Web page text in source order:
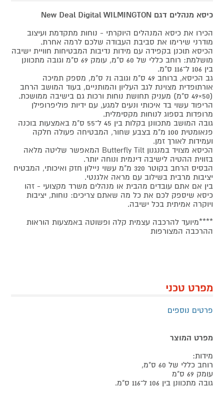
כיסא מנהלים דגם New Deal DigitalWILMINGTON
הכירו את כיסא המנהלים היוקרתי - נוחות מתקדמת ועיצוב
מודרני שירימו את סביבת העבודה שלכם לרמה אחרת.
הכיסא תוכנן בקפידה עם מידות נדיבות המבטיחות חוויית ישיבה
מושלמת: רוחב כללי של 60 ס"מ, עומק 69 ס"מ וגובה מתכוונן
בין 106 ל־116 ס"מ.
גב הכיסא, ברוחב 49 ס"מ וגובה 71 ס"מ, מספק תמיכה
אורתופדית מצוינת לגב העליון והמותניים, בעוד המושב הרחב
(50×49 ס"מ) מעניק תחושת נוחות ורכות גם בישיבה ממושכת.
הריפוד עשוי בד איכותי ונעים למגע, עם ידיות פוליפרופילן
מרופדות בספוג לנוחות מקסימלית.
גובה המושב מתכוונן בקלות בין 45 ל־55 ס"מ באמצעות בוכנה
פנאומטית 100 מ"מ בצבע שחור, המבטיחה פעולה חלקה
ועמידות לאורך זמן.
הכיסא מצויד במנגנון Butterfly Tilt המאפשר שליטה מלאה
בזווית ההטיה לישיבה דינמית ונוחה יותר.
הבסיס הרחב בקוטר 320 מ"מ עשוי ניילון חזק ואיכותי, המבטיח
יציבות מרבית בשילוב עם מראה אלגנטי.
בין אם אתם עובדים מהבית או מנהלים משרד מקצועי - זהו
כיסא שיספק לכם את כל מה שאתם צריכים: נוחות, יציבות
ויוקרה אמיתית בכל ישיבה.
****מיועד להרכבה עצמית קלה ופשוטה באמצעות הוראות
ההרכבה המצורפות
מפרט טכני
פרטים נוספים
מפרט המוצר
מידות:
רוחב כללי של 60 ס"מ,
עומק 69 ס"מ
גובה מתכוונן בין 106 ל־116 ס"מ.